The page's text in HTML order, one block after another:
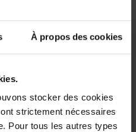
À propos des cookies
stocker des cookies
strictement nécessaires
Pour tous les autres types
Coloration permanente